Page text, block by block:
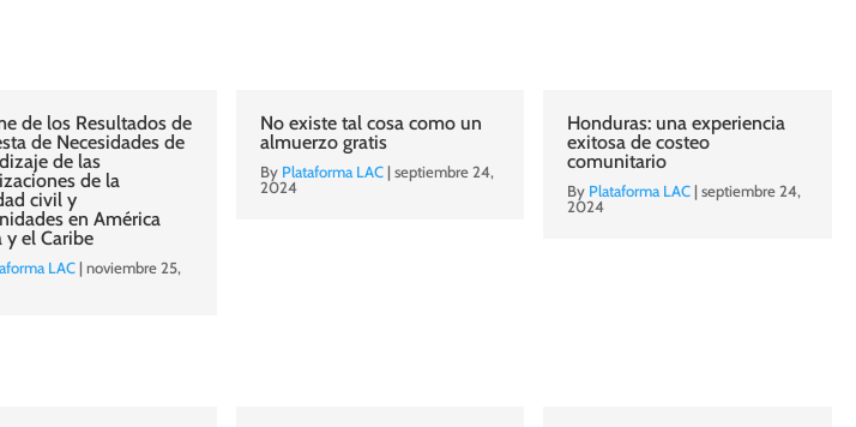
de los Resultados de
de Necesidades de
de las
de la
civil y
en América
y el Caribe
LAC|noviembre 25,
No existe tal cosa como un
almuerzo gratis
By Plataforma LAC| septiembre 24,
2024
Honduras: una experiencia
exitosa de costeo
comunitario
By Plataforma LAC|septiembre 24,
2024